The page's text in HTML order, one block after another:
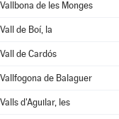
Vallbona de les Monges
Vall de Boí, la
Vall de Cardós
Vallfogona de Balaguer
Valls d'Aguilar, les